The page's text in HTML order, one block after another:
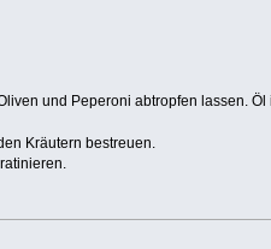
und Peperoni abtropfen lassen.
Kräutern bestreuen.